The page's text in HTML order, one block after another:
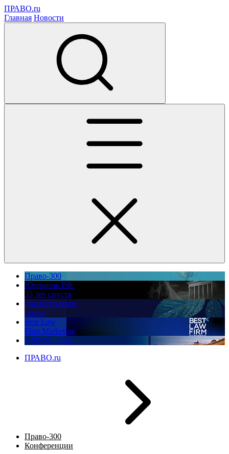
ПРАВО.ru
Главная Новости
Право-300
Юррынок РФ:
35 лет спустя
Экологическое
право
Best Law
Firm Marketing
ПМЮФ 2026
ПРАВО.ru
Право-300
Конференции